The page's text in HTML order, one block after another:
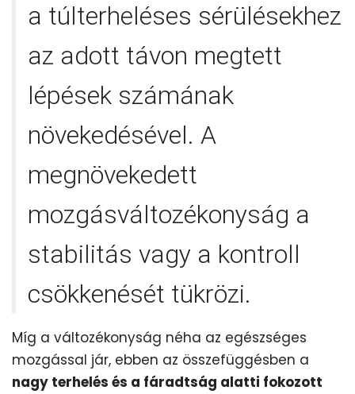
a túlterheléses sérülésekhez
az adott távon megtett
lépések számának
növekedésével. A
megnövekedett
mozgásváltozékonyság a
stabilitás vagy a kontroll
csökkenését tükrözi.
Míg a változékonyság néha az egészséges
mozgással jár, ebben az összefüggésben a
nagy terhelés és a fáradtság alatti fokozott